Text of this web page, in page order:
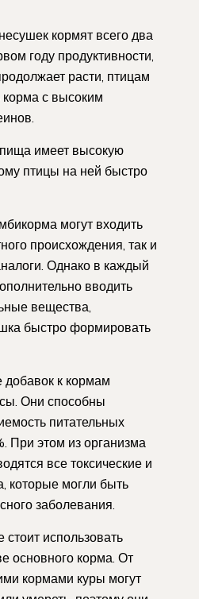
кормят всего два
году продуктивности,
расти, птицам
с высоким
имеет высокую
птицы на ней быстро
могут входить
происхождения, так и
Однако в каждый
вводить
вещества,
быстро формировать
добавок к кормам
Они способны
питательных
При этом из организма
все токсические и
которые могли быть
заболевания.
использовать
основного корма. От
кормами куры могут